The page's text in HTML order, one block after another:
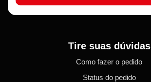
Tire suas dúvidas
Como fazer o pedido
Status do pedido